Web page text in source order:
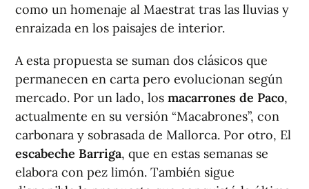
como un homenaje al Maestrat tras las lluvias y
enraizada en los paisajes de interior.
A esta propuesta se suman dos clásicos que
permanecen en carta pero evolucionan según
mercado. Por un lado, los macarrones de Paco,
actualmente en su versión “Macabrones”, con
carbonara y sobrasada de Mallorca. Por otro, El
escabeche Barriga, que en estas semanas se
elabora con pez limón. También sigue